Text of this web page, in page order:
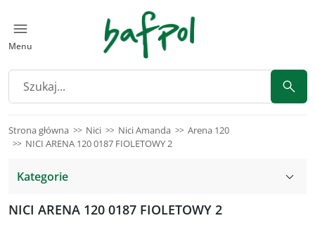
Menu
Strona główna Nici Nici Amanda
Arena 120
NICI ARENA 120 0187 FIOLETOWY 2
Kategorie
NICI ARENA 120 0187 FIOLETOWY 2